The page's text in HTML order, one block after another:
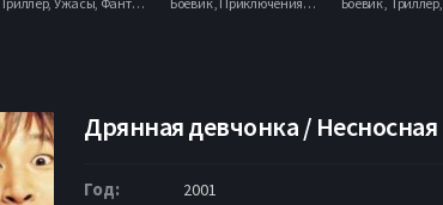
Дрянная девчонка / Несносная
Год: 2001